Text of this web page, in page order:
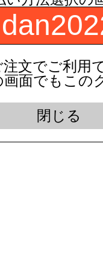
All
： モバ
文でご利用
面でもこの
閉じる